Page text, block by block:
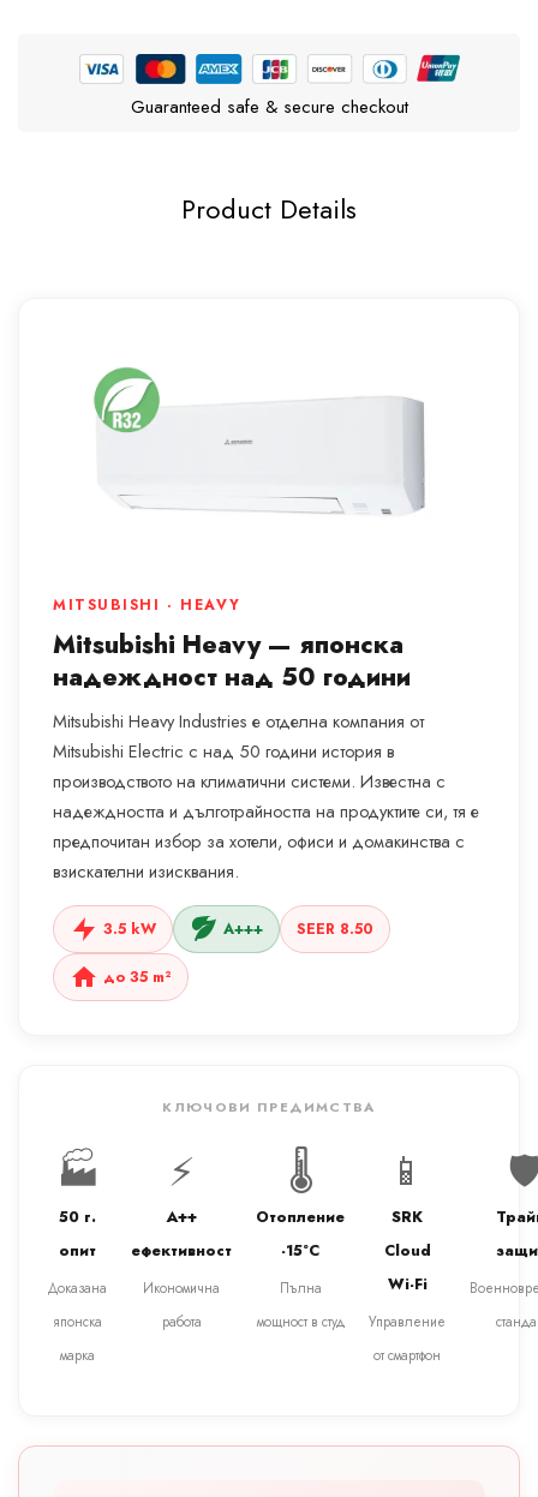
Guaranteed safe & secure checkout
Product Details
MITSUBISHI · HEAVY
Mitsubishi Heavy — японска
надеждност над 50 години
Mitsubishi Heavy Industries е отделна компания от
Mitsubishi Electric с над 50 години история в
производството на климатични системи. Известна с
надеждността и дълготрайността на продуктите си, тя е
предпочитан избор за хотели, офиси и домакинства с
взискателни изисквания.
3.5 kW A+++ SEER 8.50
до 35 m²
КЛЮЧОВИ ПРЕДИМСТВА
🏭
50 г.
опит
Доказана
японска
марка
⚡
A++
ефективност
Икономична
работа
🌡️
Отопление
-15°C
Пълна
мощност в студ
📱
SRK
Cloud
Wi-Fi
Управление
от смартфон